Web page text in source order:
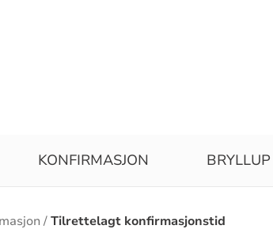
KONFIRMASJON BRYLLUP
Tilrettelagt konfirmasjonstid